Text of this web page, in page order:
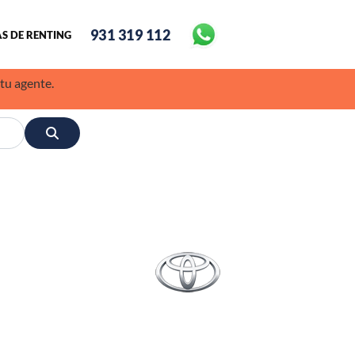
DE RENTING 931 319 112
agente.